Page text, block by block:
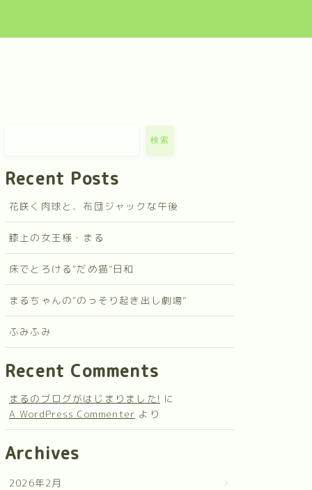
検索
Recent Posts
花咲く肉球と、布団ジャックな午後
膝上の女王様・まる
床でとろける“だめ猫”日和
まるちゃんの“のっそり起き出し劇場”
ふみふみ
Recent Comments
まるのブログがはじまりました! に
A WordPress Commenter より
Archives
2026年2月